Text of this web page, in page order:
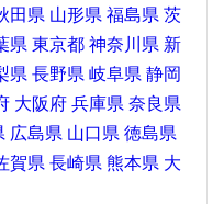
田県 山形県 福島県 茨
県 東京都 神奈川県 新
県 長野県 岐阜県 静岡
大阪府 兵庫県 奈良県
広島県 山口県 徳島県
賀県 長崎県 熊本県 大